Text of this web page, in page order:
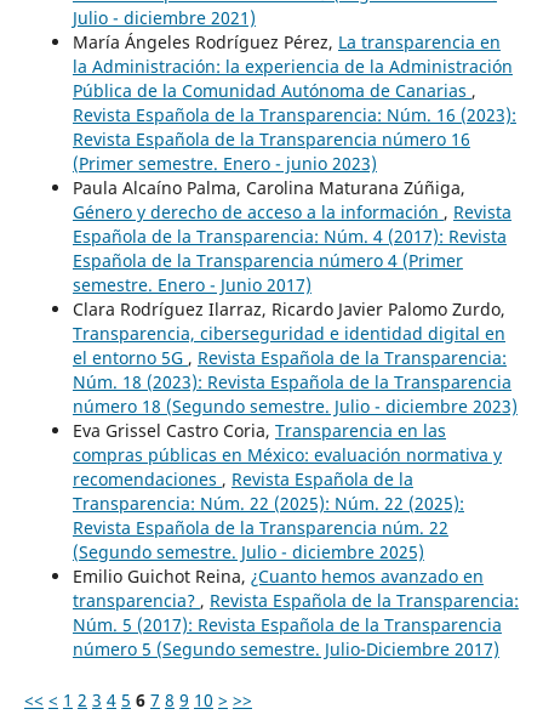
Julio - diciembre 2021)
María Ángeles Rodríguez Pérez, La transparencia en
la Administración: la experiencia de la Administración
Pública de la Comunidad Autónoma de Canarias ,
Revista Española de la Transparencia: Núm. 16 (2023):
Revista Española de la Transparencia número 16
(Primer semestre. Enero - junio 2023)
Paula Alcaíno Palma, Carolina Maturana Zúñiga,
Género y derecho de acceso a la información , Revista
Española de la Transparencia: Núm. 4 (2017): Revista
Española de la Transparencia número 4 (Primer
semestre. Enero - Junio 2017)
Clara Rodríguez Ilarraz, Ricardo Javier Palomo Zurdo,
Transparencia, ciberseguridad e identidad digital en
el entorno 5G , Revista Española de la Transparencia:
Núm. 18 (2023): Revista Española de la Transparencia
número 18 (Segundo semestre. Julio - diciembre 2023)
Eva Grissel Castro Coria, Transparencia en las
compras públicas en México: evaluación normativa y
recomendaciones , Revista Española de la
Transparencia: Núm. 22 (2025): Núm. 22 (2025):
Revista Española de la Transparencia núm. 22
(Segundo semestre. Julio - diciembre 2025)
Emilio Guichot Reina, ¿Cuanto hemos avanzado en
transparencia? , Revista Española de la Transparencia:
Núm. 5 (2017): Revista Española de la Transparencia
número 5 (Segundo semestre. Julio-Diciembre 2017)
<< < 1 2 3 4 5 6 7 8 9 10 > >>